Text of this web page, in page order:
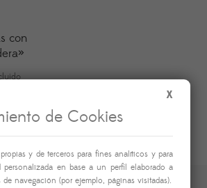
con
X
de Cookies
y de terceros para fines analíticos y para
personalizada en base a un perfil elaborado a
de navegación (por ejemplo, páginas visitadas).